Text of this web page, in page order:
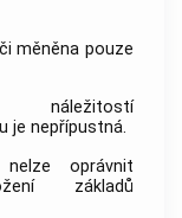
měněna pouze
náležitostí
je nepřípustná.
oprávnit
základů